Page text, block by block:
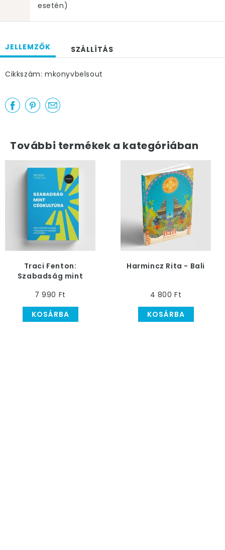
esetén)
JELLEMZŐK SZÁLLÍTÁS
Cikkszám: mkonyvbelsout
További termékek a kategóriában
Traci Fenton:
Szabadság mint
7 990 Ft
KOSÁRBA
Harmincz Rita - Bali
4 800 Ft
KOSÁRBA